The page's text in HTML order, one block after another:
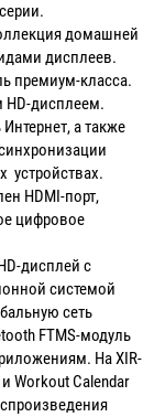
домашней
дисплеев.
премиум-класса.
дисплеем.
а также
устройствах.
HDMI-порт,
цифровое
дисплей с
системой
сеть
FTMS-модуль
На XIR-
Workout Calendar